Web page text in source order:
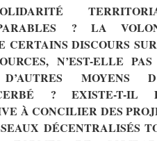
? LA
CERTAINS DISCOURS
N’EST-ELLE
MOYENS
? EXISTE-T-IL
À CONCILIER DES
DÉCENTRALISÉS